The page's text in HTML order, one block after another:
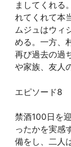
ましてくれる
れてくれて本
ムジュはウィ
める。一方、
再び過去の過
や家族、友人
エピソード8
禁酒100日を
ったかを実感
備をし、二人